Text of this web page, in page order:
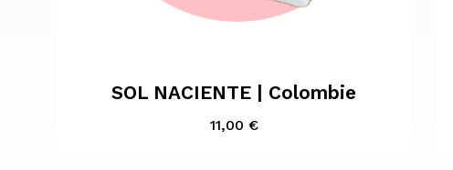
 Aperçu rapide
SOL NACIENTE | Colombie
Prix
11,00 €